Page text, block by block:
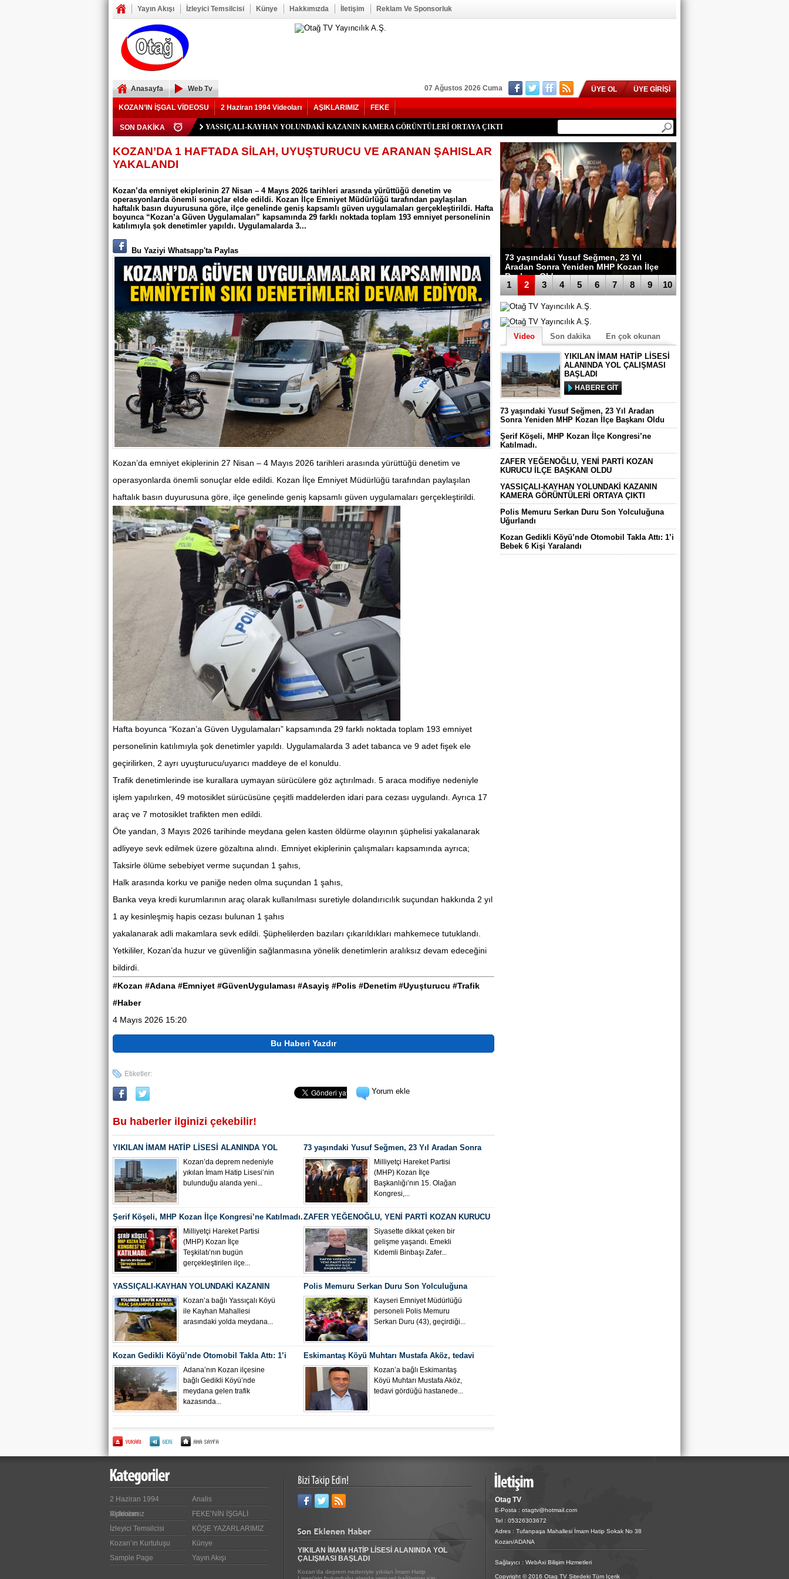
Yayın Akışı İzleyici Temsilcisi Künye Hakkımızda İletişim Reklam Ve Sponsorluk
Anasayfa Web Tv
KOZAN’IN İŞGAL VİDEOSU 2 Haziran 1994 Videoları AŞIKLARIMIZ FEKE
SON DAKİKA
YIKILAN İMAM HATİP LİSESİ ALANINDA YOL ÇALIŞMASI BAŞLADI
73 yaşındaki Yusuf Seğmen, 23 Yıl Aradan Sonra Yeniden MHP Kozan İlçe Başkanı Oldu
Şerif Köşeli, MHP Kozan İlçe Kongresi’ne Katılmadı.
ZAFER YEĞENOĞLU, YENİ PARTİ KOZAN KURUCU İLÇE BAŞKANI OLDU
YASSIÇALI-KAYHAN YOLUNDAKİ KAZANIN KAMERA GÖRÜNTÜLERİ ORTAYA ÇIKTI
Polis Memuru Serkan Duru Son Yolculuğuna Uğurlandı
Kozan Gedikli Köyü’nde Otomobil Takla Attı: 1’i Bebek 6 Kişi Yaralandı
Eskimantaş Köyü Muhtarı Mustafa Aköz, tedavi gördüğü hastanede hayatını kaybetti.
FEKE’DE ELEKTRİK TEPKİSİ: ÇONDU KÖYÜNDE 5 YILDIR KARANLIKTA YAŞIYORUZ.
KOZAN’DA TRAFİK KAZASI 7 KİŞİ YARALANDI
BÖBREKLERİ İKİ HASTAYA UMUT OLDU
DAMDAN DÜŞEN OĞUZHAN BÜYÜMEZ, 4 GÜNLÜK YAŞAM SAVAŞINI KAYBETTİ
Feke’de Yeni Parti İlçe Başkanlığı İçin Öncü Tok İsmi Gündemde
Kozan’daki Orman Yangını Büyük Oranda Kontrol Altına Alındı
Mansurlu Yol Kavşağı’nda İki Otomobil Çarpıştı: 2 Yaralı
ÜYE OL ÜYE GİRİŞİ
07 Ağustos 2026 Cuma
73 yaşındaki Yusuf Seğmen, 23 Yıl
Aradan Sonra Yeniden MHP Kozan İlçe
Başkanı Oldu
1 2 3 4 5 6 7 8 9 10
Video Son dakika En çok okunan
YIKILAN İMAM HATİP LİSESİ
ALANINDA YOL ÇALIŞMASI
BAŞLADI
HABERE GİT
73 yaşındaki Yusuf Seğmen, 23 Yıl Aradan
Sonra Yeniden MHP Kozan İlçe Başkanı Oldu
Şerif Köşeli, MHP Kozan İlçe Kongresi’ne
Katılmadı.
ZAFER YEĞENOĞLU, YENİ PARTİ KOZAN
KURUCU İLÇE BAŞKANI OLDU
YASSIÇALI-KAYHAN YOLUNDAKİ KAZANIN
KAMERA GÖRÜNTÜLERİ ORTAYA ÇIKTI
Polis Memuru Serkan Duru Son Yolculuğuna
Uğurlandı
Kozan Gedikli Köyü’nde Otomobil Takla Attı: 1’i
Bebek 6 Kişi Yaralandı
KOZAN’DA 1 HAFTADA SİLAH, UYUŞTURUCU VE ARANAN ŞAHISLAR
YAKALANDI
Kozan’da emniyet ekiplerinin 27 Nisan – 4 Mayıs 2026 tarihleri arasında yürüttüğü denetim ve
operasyonlarda önemli sonuçlar elde edildi. Kozan İlçe Emniyet Müdürlüğü tarafından paylaşılan
haftalık basın duyurusuna göre, ilçe genelinde geniş kapsamlı güven uygulamaları gerçekleştirildi. Hafta
boyunca “Kozan’a Güven Uygulamaları” kapsamında 29 farklı noktada toplam 193 emniyet personelinin
katılımıyla şok denetimler yapıldı. Uygulamalarda 3...
Bu Yaziyi Whatsapp'ta Paylas
Kozan’da emniyet ekiplerinin 27 Nisan – 4 Mayıs 2026 tarihleri arasında yürüttüğü denetim ve
operasyonlarda önemli sonuçlar elde edildi. Kozan İlçe Emniyet Müdürlüğü tarafından paylaşılan
haftalık basın duyurusuna göre, ilçe genelinde geniş kapsamlı güven uygulamaları gerçekleştirildi.
Hafta boyunca “Kozan’a Güven Uygulamaları” kapsamında 29 farklı noktada toplam 193 emniyet
personelinin katılımıyla şok denetimler yapıldı. Uygulamalarda 3 adet tabanca ve 9 adet fişek ele
geçirilirken, 2 ayrı uyuşturucu/uyarıcı maddeye de el konuldu.
Trafik denetimlerinde ise kurallara uymayan sürücülere göz açtırılmadı. 5 araca modifiye nedeniyle
işlem yapılırken, 49 motosiklet sürücüsüne çeşitli maddelerden idari para cezası uygulandı. Ayrıca 17
araç ve 7 motosiklet trafikten men edildi.
Öte yandan, 3 Mayıs 2026 tarihinde meydana gelen kasten öldürme olayının şüphelisi yakalanarak
adliyeye sevk edilmek üzere gözaltına alındı. Emniyet ekiplerinin çalışmaları kapsamında ayrıca;
Taksirle ölüme sebebiyet verme suçundan 1 şahıs,
Halk arasında korku ve paniğe neden olma suçundan 1 şahıs,
Banka veya kredi kurumlarının araç olarak kullanılması suretiyle dolandırıcılık suçundan hakkında 2 yıl
1 ay kesinleşmiş hapis cezası bulunan 1 şahıs
yakalanarak adli makamlara sevk edildi. Şüphelilerden bazıları çıkarıldıkları mahkemece tutuklandı.
Yetkililer, Kozan’da huzur ve güvenliğin sağlanmasına yönelik denetimlerin aralıksız devam edeceğini
bildirdi.
#Kozan #Adana #Emniyet #GüvenUygulaması #Asayiş #Polis #Denetim #Uyuşturucu #Trafik
#Haber
4 Mayıs 2026 15:20
Bu Haberi Yazdır
Etiketler:
Yorum ekle
Bu haberler ilginizi çekebilir!
YIKILAN İMAM HATİP LİSESİ ALANINDA YOL
ÇALIŞMASI BAŞLADIKozan’da deprem nedeniyle
yıkılan İmam Hatip Lisesi’nin
bulunduğu alanda yeni...
73 yaşındaki Yusuf Seğmen, 23 Yıl Aradan Sonra
Yeniden MHP Kozan İlçe Başkanı Oldu
Milliyetçi Hareket Partisi
(MHP) Kozan İlçe
Başkanlığı’nın 15. Olağan
Kongresi,...
Şerif Köşeli, MHP Kozan İlçe Kongresi’ne Katılmadı.
Milliyetçi Hareket Partisi
(MHP) Kozan İlçe
Teşkilatı’nın bugün
gerçekleştirilen ilçe...
ZAFER YEĞENOĞLU, YENİ PARTİ KOZAN KURUCU
İLÇE BAŞKANI OLDUSiyasette dikkat çeken bir
gelişme yaşandı. Emekli
Kıdemli Binbaşı Zafer...
YASSIÇALI-KAYHAN YOLUNDAKİ KAZANIN
KAMERA GÖRÜNTÜLERİ ORTAYA ÇIKTI
Kozan’a bağlı Yassıçalı Köyü
ile Kayhan Mahallesi
arasındaki yolda meydana...
Polis Memuru Serkan Duru Son Yolculuğuna
Uğurlandı
Kayseri Emniyet Müdürlüğü
personeli Polis Memuru
Serkan Duru (43), geçirdiği...
Kozan Gedikli Köyü’nde Otomobil Takla Attı: 1’i
Bebek 6 Kişi YaralandıAdana’nın Kozan ilçesine
bağlı Gedikli Köyü’nde
meydana gelen trafik
kazasında...
Eskimantaş Köyü Muhtarı Mustafa Aköz, tedavi
gördüğü hastanede hayatını kaybetti.
Kozan’a bağlı Eskimantaş
Köyü Muhtarı Mustafa Aköz,
tedavi gördüğü hastanede...
2 Haziran 1994
Videoları
Analis
Aşıklarımız
FEKE’NİN İŞGALİ
İzleyici Temsilcisi
KÖŞE YAZARLARIMIZ
Kozan’ın Kurtuluşu
Künye
Sample Page
Yayın Akışı
YIKILAN İMAM HATİP LİSESİ ALANINDA YOL
ÇALIŞMASI BAŞLADI
Kozan’da deprem nedeniyle yıkılan İmam Hatip
Otag TV
E-Posta : otagtv@hotmail.com
Tel : 05326303672
Adres : Tufanpaşa Mahallesi İmam Hatip Sokak No 38
Kozan/ADANA
Sağlayıcı : WebAxi Bilişim Hizmetleri
Copyright © 2016 Otag TV Sitedeki Tüm Içerik